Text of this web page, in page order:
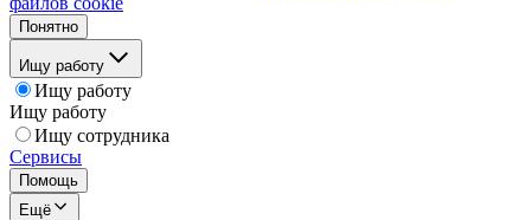
Понятно
Ищу работу
Ищу работу
Ищу работу
Ищу сотрудника
Сервисы
Помощь
Ещё